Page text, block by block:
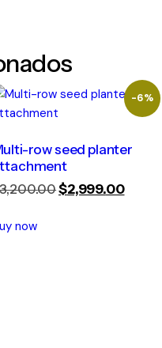
-6%
row seed planter
3,200.00$2,999.00
now